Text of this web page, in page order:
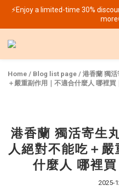
⚡Enjoy a limited-time 30%
Home / Blog list page / 港香蘭 獨
＋嚴重副作用｜不適合什麼人 哪裡買
港香蘭 獨活寄生
人絕對不能吃＋
什麼人 哪裡
2025-